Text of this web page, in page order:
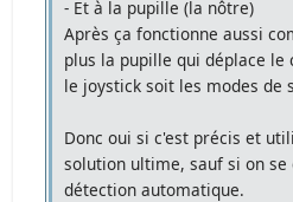
- Et à la pupille (la nôtre)
Après ça fonctionne aussi
plus la pupille qui déplace
le joystick soit les modes de
Donc oui si c'est précis et
solution ultime, sauf si on se
détection automatique.